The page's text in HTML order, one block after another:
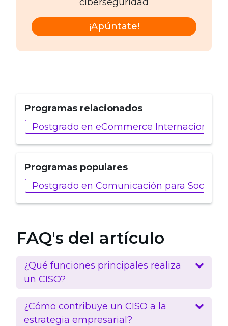
¡Apúntate!
Programas relacionados
Postgrado en eCommerce Internacional y
Programas populares
Postgrado en Comunicación para Social
FAQ's del artículo
¿Qué funciones principales realiza
un CISO?
¿Cómo contribuye un CISO a la
estrategia empresarial?